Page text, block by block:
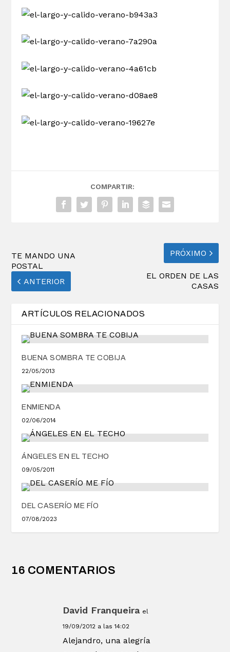
COMPARTIR:
TE MANDO UNA
POSTAL
ANTERIOR
PRÓXIMO
EL ORDEN DE LAS
CASAS
ARTÍCULOS RELACIONADOS
BUENA SOMBRA TE COBIJA
22/05/2013
ENMIENDA
02/06/2014
ÁNGELES EN EL TECHO
09/05/2011
DEL CASERÍO ME FÍO
07/08/2023
16 COMENTARIOS
David Franqueira el
19/09/2012 a las 14:02
Alejandro, una alegría